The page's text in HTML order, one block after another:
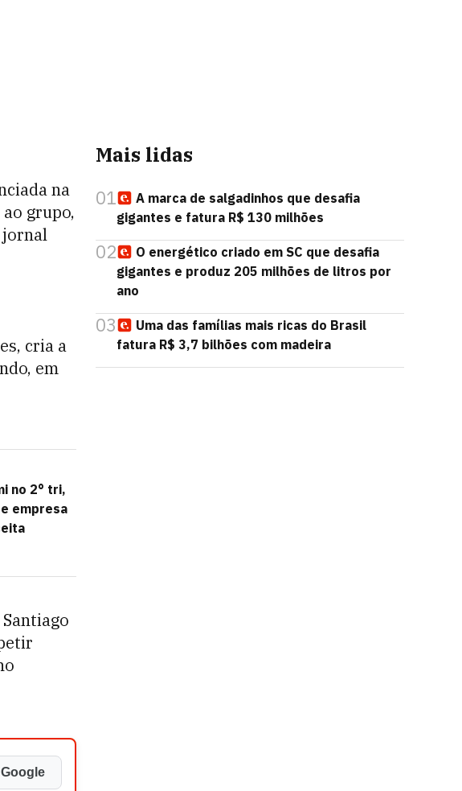
na
grupo,
jornal
cria a
em
no 2° tri,
empresa
Mais lidas
01
A marca de salgadinhos que desafia
gigantes e fatura R$ 130 milhões
02
O energético criado em SC que desafia
gigantes e produz 205 milhões de litros por
ano
03
Uma das famílias mais ricas do Brasil
fatura R$ 3,7 bilhões com madeira